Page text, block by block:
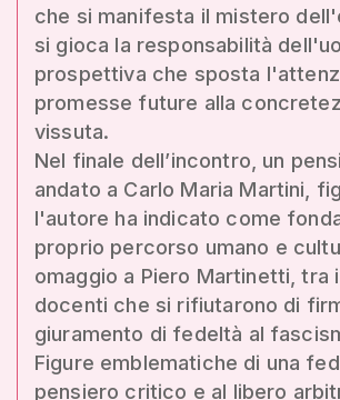
che si manifesta il mistero
si gioca la responsabilità
prospettiva che sposta
promesse future alla
vissuta.
Nel finale dell’incontro, un
andato a Carlo Maria Martini,
l'autore ha indicato come
proprio percorso umano e
omaggio a Piero Martinetti, tra
docenti che si rifiutarono di
giuramento di fedeltà al
Figure emblematiche di una
pensiero critico e al libero